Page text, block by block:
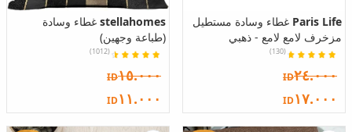
Paris Life غطاء وسادة مستطيل
مزخرف لامع لامع - ذهبي
(130)
ID٢٤.٠٠٠
ID١٧.٠٠٠
stellahomes غطاء وسادة
(طباعة وجهين)
(1012)
ID١٥.٠٠٠
ID١١.٠٠٠